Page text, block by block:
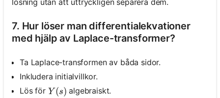
lösning utan att uttryckligen separera dem.
7. Hur löser man differentialekvationer
med hjälp av Laplace-transformer?
Ta Laplace-transformen av båda sidor.
Inkludera initialvillkor.
Lös för Y(s)
Y (s) algebraiskt.